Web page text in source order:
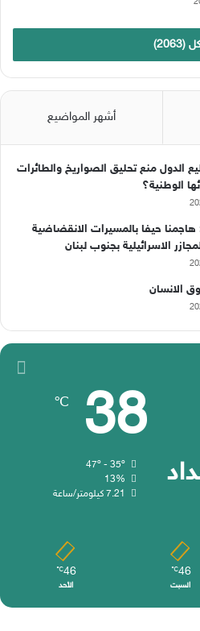
(2063)
أشهر المواضيع
الدول منع تحليق الصواريخ والطائرات
الوطنية؟
هاجمنا حيفا بالمسيرات الانقضاضية
الاسرائيلية بجنوب لبنان
الانسان
38
℃
47º - 35º
13%
7.21 كيلومتر/ساعة
46
℃
السبت
46
℃
الأحد